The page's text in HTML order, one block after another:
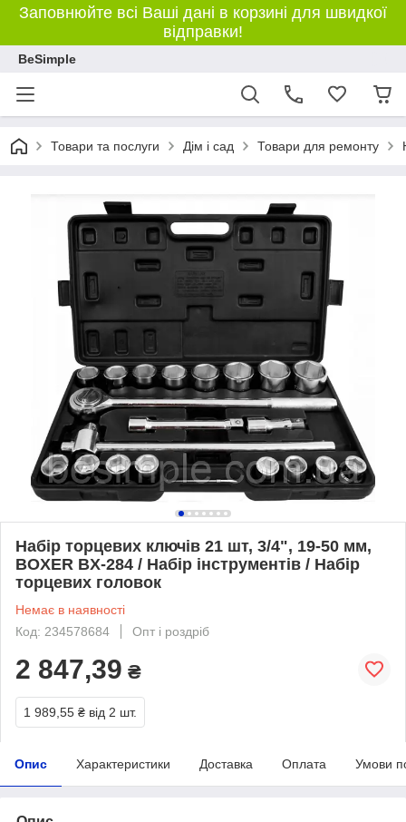
Заповнюйте всі Ваші дані в корзині для швидкої
відправки!
BeSimple
Товари та послуги Дім і сад Товари для ремонту
Набір торцевих ключів 21 шт, 3/4", 19-50 мм,
BOXER BX-284 / Набір інструментів / Набір
торцевих головок
Немає в наявності
Код: 234578684
Опт і роздріб
2 847,39 ₴
1 989,55 ₴ від 2 шт.
Опис Характеристики Доставка Оплата Умови